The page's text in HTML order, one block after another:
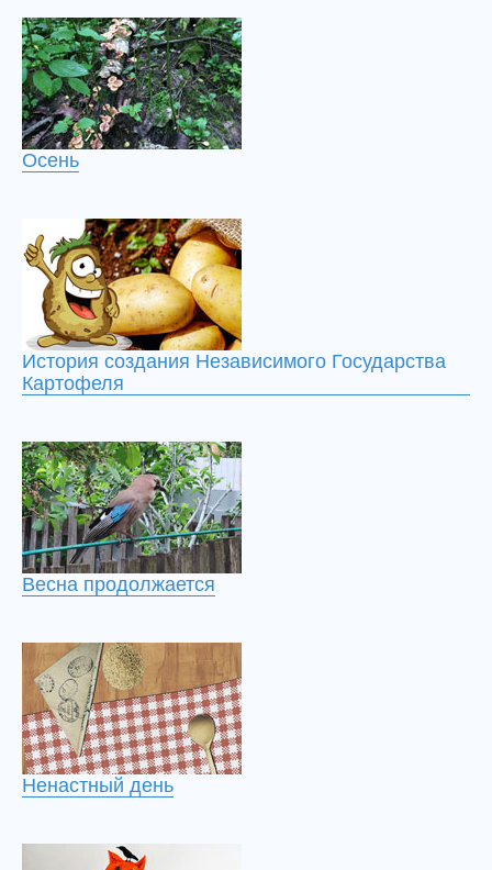
Осень
История создания Независимого Государства
Картофеля
Весна продолжается
Ненастный день